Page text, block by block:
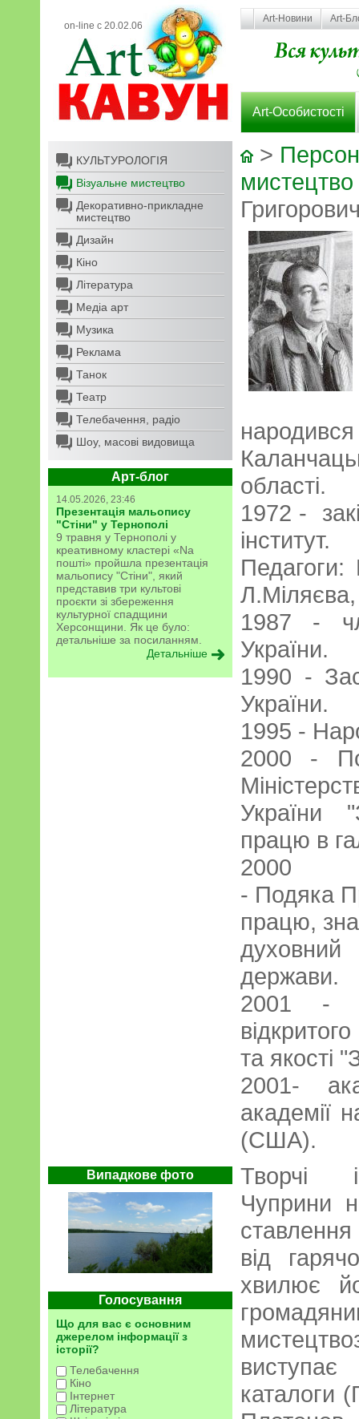
on-line с 20.02.06
Art-Новини Art-
Art-Особистості
КУЛЬТУРОЛОГІЯ
Візуальне мистецтво
Декоративно-прикладне
мистецтво
Дизайн
Кіно
Література
Медіа арт
Музика
Реклама
Танок
Театр
Телебачення, радіо
Шоу, масові видовища
Арт-блог
14.05.2026, 23:46
Презентація мальопису
"Стіни" у Тернополі
9 травня у Тернополі у
креативному кластері «Na
пошті» пройшла презентація
мальопису "Стіни", який
представив три культові
проєкти зі збереження
культурної спадщини
Херсонщини. Як це було:
детальніше за посиланням.
Детальніше
Випадкове фото
Голосування
Що для вас є основним
джерелом інформації з
історії?
Телебачення
Кіно
Інтернет
Література
>
мистецтво
області.
1972 -
інститут.
1987 -
України.
1990 -
України.
1995 -
2000 -
України
працю в
2000
- Подяка
працю,
духовний
держави.
2001 -
та якості
2001-
академії
(США).
Творчі
Чуприни
від
хвилює
каталоги